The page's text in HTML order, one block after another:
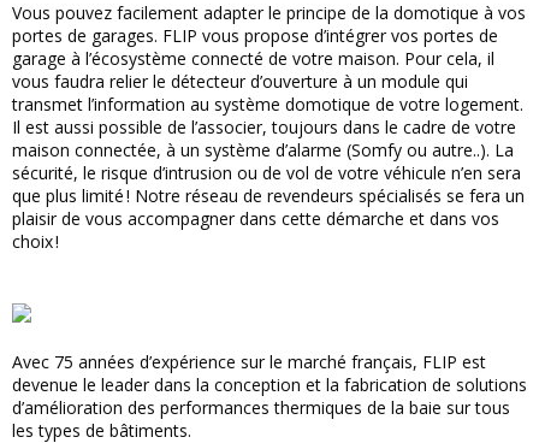
Vous pouvez facilement adapter le principe de la domotique à vos
portes de garages. FLIP vous propose d’intégrer vos portes de
garage à l’écosystème connecté de votre maison. Pour cela, il
vous faudra relier le détecteur d’ouverture à un module qui
transmet l’information au système domotique de votre logement.
Il est aussi possible de l’associer, toujours dans le cadre de votre
maison connectée, à un système d’alarme (Somfy ou autre..). La
sécurité, le risque d’intrusion ou de vol de votre véhicule n’en sera
que plus limité ! Notre réseau de revendeurs spécialisés se fera un
plaisir de vous accompagner dans cette démarche et dans vos
choix !
Avec 75 années d’expérience sur le marché français, FLIP est
devenue le leader dans la conception et la fabrication de solutions
d’amélioration des performances thermiques de la baie sur tous
les types de bâtiments.